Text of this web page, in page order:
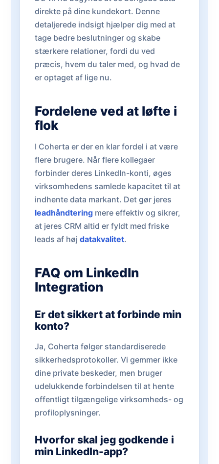
direkte på dine kundekort. Denne
detaljerede indsigt hjælper dig med at
tage bedre beslutninger og skabe
stærkere relationer, fordi du ved
præcis, hvem du taler med, og hvad de
er optaget af lige nu.
Fordelene ved at løfte i
flok
I Coherta er der en klar fordel i at være
flere brugere. Når flere kollegaer
forbinder deres LinkedIn-konti, øges
virksomhedens samlede kapacitet til at
indhente data markant. Det gør jeres
leadhåndtering mere effektiv og sikrer,
at jeres CRM altid er fyldt med friske
leads af høj datakvalitet.
FAQ om LinkedIn
Integration
Er det sikkert at forbinde min
konto?
Ja, Coherta følger standardiserede
sikkerhedsprotokoller. Vi gemmer ikke
dine private beskeder, men bruger
udelukkende forbindelsen til at hente
offentligt tilgængelige virksomheds- og
profiloplysninger.
Hvorfor skal jeg godkende i
min LinkedIn-app?